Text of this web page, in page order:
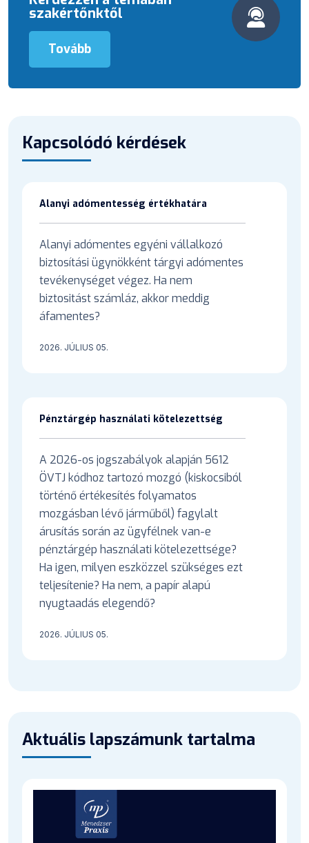
szakértőnktől
Tovább
Kapcsolódó kérdések
Alanyi adómentesség értékhatára
Alanyi adómentes egyéni vállalkozó
biztosítási ügynökként tárgyi adómentes
tevékenységet végez. Ha nem
biztositást számláz, akkor meddig
áfamentes?
2026. JÚLIUS 05.
Pénztárgép használati kötelezettség
A 2026-os jogszabályok alapján 5612
ÖVTJ kódhoz tartozó mozgó (kiskocsiból
történő értékesítés folyamatos
mozgásban lévő járműből) fagylalt
árusítás során az ügyfélnek van-e
pénztárgép használati kötelezettsége?
Ha igen, milyen eszközzel szükséges ezt
teljesítenie? Ha nem, a papír alapú
nyugtaadás elegendő?
2026. JÚLIUS 05.
Aktuális lapszámunk tartalma